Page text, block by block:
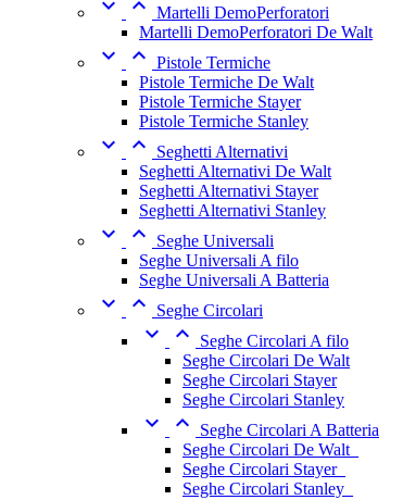
Martelli DemoPerforatori
Martelli DemoPerforatori De Walt
  Pistole Termiche
Pistole Termiche De Walt
Pistole Termiche Stayer
Pistole Termiche Stanley
 
Seghetti Alternativi
Seghetti Alternativi De Walt
Seghetti Alternativi Stayer
Seghetti Alternativi Stanley
 
Seghe Universali
Seghe Universali A filo
Seghe Universali A Batteria
  Seghe Circolari
 
Seghe Circolari A filo
Seghe Circolari De Walt
Seghe Circolari Stayer
Seghe Circolari Stanley
 
Seghe Circolari A Batteria
Seghe Circolari De Walt_
Seghe Circolari Stayer_
Seghe Circolari Stanley_